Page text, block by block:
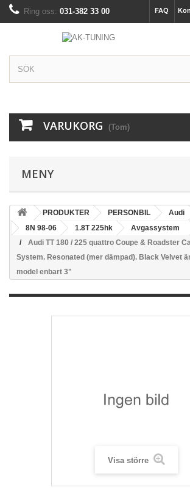
FAQ
Ring oss: 031-382 33 00
VARUKORG (Tom)
MENY
PRODUKTER PERSONBIL Audi
8N 98-06
1.8T 225hk
Avgassystem
Audi TT 180 / 225 quattro Coupe & Roadster
System. Resonated (mer dämpad). Black Velvet
model enbart 3"
Visa större